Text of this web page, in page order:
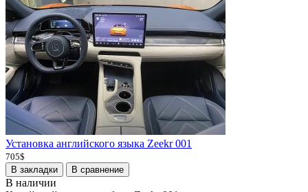
Установка английского языка Zeekr 001
705$
В закладки
В сравнение
В наличии